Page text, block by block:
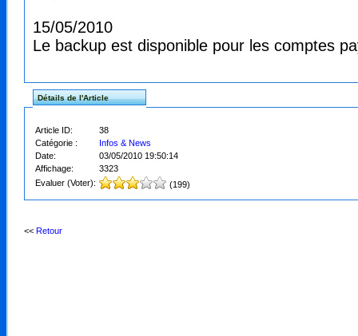
15/05/2010
Le backup est disponible pour les comptes
Détails de l'Article
Article ID:
38
Catégorie :
Infos & News
Date:
03/05/2010 19:50:14
Affichage:
3323
Evaluer (Voter):
(199)
<< Retour